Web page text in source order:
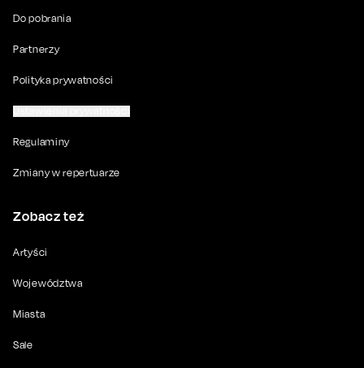
Do pobrania
Partnerzy
Polityka prywatności
Regulaminy
Zmiany w repertuarze
Zobacz też
Artyści
Województwa
Miasta
Sale